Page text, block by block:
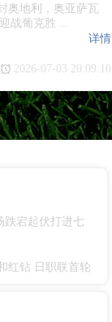
奥地利，奥亚萨瓦
战葡克胜 ...
详情
2026-07-03 20:09:10
跌宕起伏打进七
红钻 日职联首轮